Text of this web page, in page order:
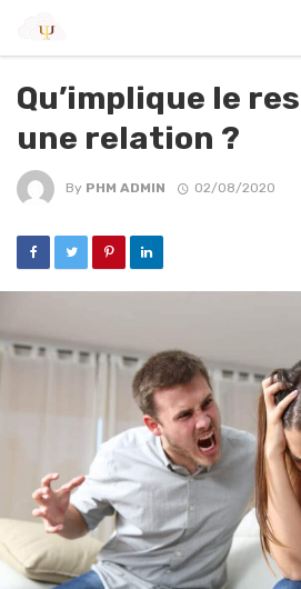
Qu’implique le
une relation ?
By PHM ADMIN 02/08/2020